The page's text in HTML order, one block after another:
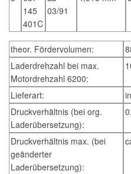
145
401C
03/91
theor. Fördervolumen:
Laderdrehzahl bei max.
Motordrehzahl 6200:
Lieferart:
Druckverhältnis (bei org.
Laderübersetzung):
Druckverhältnis max. (bei
geänderter
Laderübersetzung):